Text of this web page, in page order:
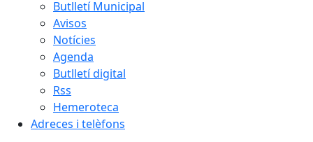
Butlletí Municipal
Avisos
Notícies
Agenda
Butlletí digital
Rss
Hemeroteca
Adreces i telèfons